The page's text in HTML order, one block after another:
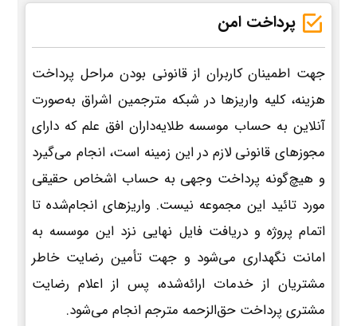
پرداخت امن
جهت اطمینان کاربران از قانونی بودن مراحل پرداخت
هزینه، کلیه واریزها در شبکه مترجمین اشراق به‌صورت
آنلاین به حساب موسسه طلایه‌داران افق علم که دارای
مجوزهای قانونی لازم در این زمینه است، انجام می‌گیرد
و هیچ‌گونه پرداخت وجهی به حساب اشخاص حقیقی
مورد تائید این مجموعه نیست. واریزهای انجام‌شده تا
اتمام پروژه و دریافت فایل نهایی نزد این موسسه به
امانت نگهداری می‌شود و جهت تأمین رضایت خاطر
مشتریان از خدمات ارائه‌شده، پس از اعلام رضایت
مشتری پرداخت حق‌الزحمه مترجم انجام می‌شود.